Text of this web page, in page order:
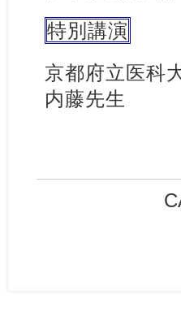
特別講演
京都府立医
内藤先生